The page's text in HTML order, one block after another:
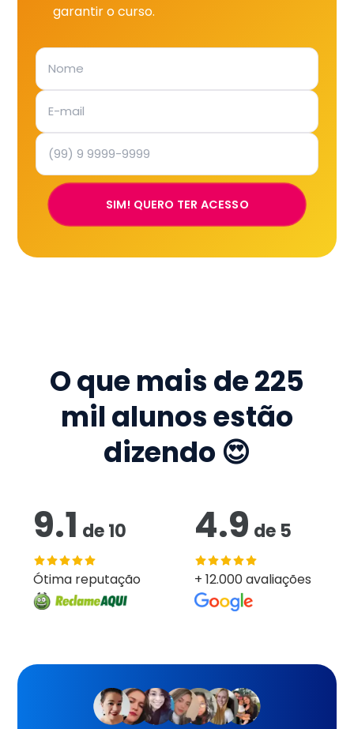
garantir o curso.
SIM! QUERO TER ACESSO
O que mais de225
mil alunos estão
dizendo 😍
9.1 de10
Ótima reputação
4.9 de 5
+ 12.000 avaliações